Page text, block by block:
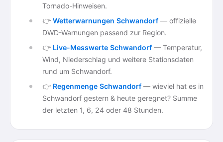
Tornado-Hinweisen.
👉 Wetterwarnungen Schwandorf — offizielle
DWD-Warnungen passend zur Region.
👉 Live-Messwerte Schwandorf — Temperatur,
Wind, Niederschlag und weitere Stationsdaten
rund um Schwandorf.
👉 Regenmenge Schwandorf — wieviel hat es in
Schwandorf gestern & heute geregnet? Summe
der letzten 1, 6, 24 oder 48 Stunden.